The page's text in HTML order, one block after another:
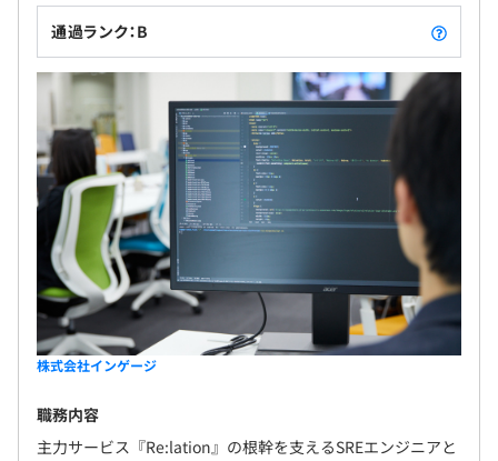
通過ランク：B
株式会社インゲージ
職務内容
主力サービス『Re:lation』の根幹を支えるSREエンジニアと